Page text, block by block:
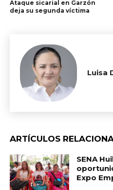
Ataque sicarial en Garzón
deja su segunda víctima
Luisa
ARTÍCULOS
SENA
Expo